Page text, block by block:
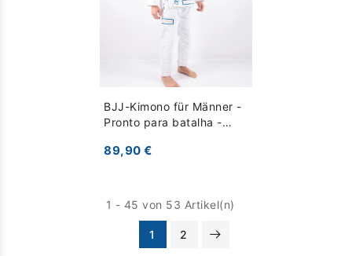
BJJ-Kimono für Männer -
Pronto para batalha -
89,90 €
1 - 45 von 53 Artikel(n)
1 2